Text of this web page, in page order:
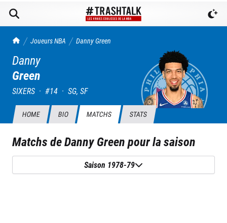
TrashTalk Actu NBA
Joueurs NBA DannyGreen
Danny
Green
SIXERS · #14 · SG, SF
HOME BIO MATCHS STATS
Matchs deDanny Greenpour la saison
Saison 1978-79